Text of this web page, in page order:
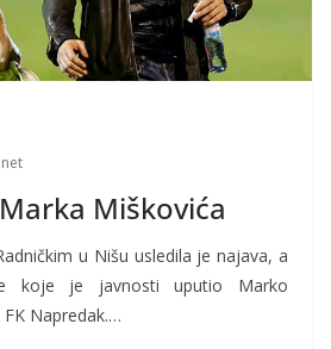
Miškovića
u Nišu usledila je najava, a
koje je javnosti uputio Marko
Napredak.…